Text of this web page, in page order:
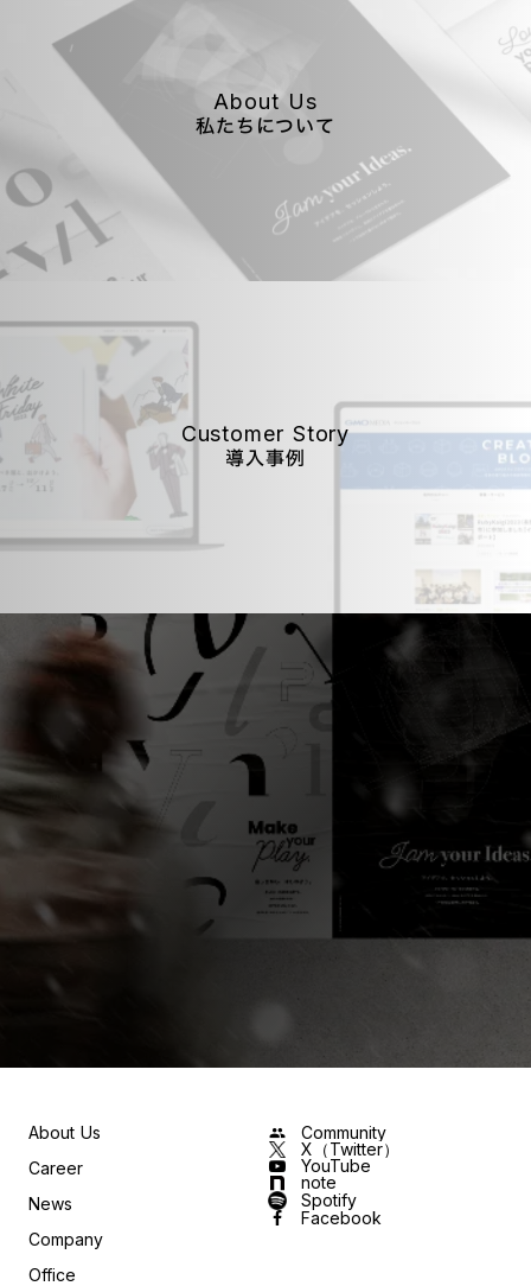
About Us
私たちについて
Customer Story
導入事例
About Us
Career
News
Company
Office
group
Community
X（Twitter）
YouTube
note
Spotify
Facebook